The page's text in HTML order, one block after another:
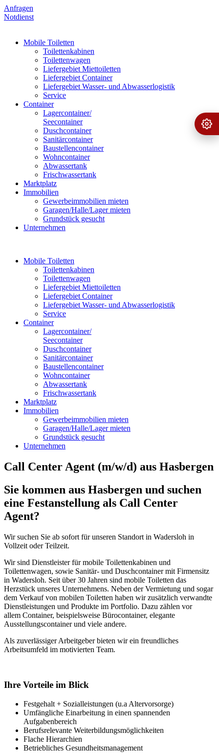
Anfragen
Notdienst
Mobile Toiletten
Toilettenkabinen
Toilettenwagen
Liefergebiet Miettoiletten
Liefergebiet Container
Liefergebiet Wasser- und Abwasserlogistik
Service
Container
Lagercontainer/
Seecontainer
Duschcontainer
Sanitärcontainer
Baustellencontainer
Wohncontainer
Abwassertank
Frischwassertank
Marktplatz
Immobilien
Gewerbeimmobilien mieten
Garagen/Halle/Lager mieten
Grundstück gesucht
Unternehmen
Mobile Toiletten
Toilettenkabinen
Toilettenwagen
Liefergebiet Miettoiletten
Liefergebiet Container
Liefergebiet Wasser- und Abwasserlogistik
Service
Container
Lagercontainer/
Seecontainer
Duschcontainer
Sanitärcontainer
Baustellencontainer
Wohncontainer
Abwassertank
Frischwassertank
Marktplatz
Immobilien
Gewerbeimmobilien mieten
Garagen/Halle/Lager mieten
Grundstück gesucht
Unternehmen
Call Center Agent (m/w/d) aus Hasbergen
Sie kommen aus Hasbergen und suchen
eine Festanstellung als Call Center
Agent?
Wir suchen Sie ab sofort für unseren Standort in Wadersloh in
Vollzeit oder Teilzeit.
Wir sind Dienstleister für mobile Toilettenkabinen und
Toilettenwagen, sowie Sanitär- und Duschcontainer mit Firmensitz
in Wadersloh. Seit über 30 Jahren sind mobile Toiletten das
Herzstück unseres Unternehmens. Neben der Vermietung und sogar
dem Verkauf von mobilen Toiletten haben wir zusätzlich verwandte
Dienstleistungen und Produkte im Portfolio. Dazu zählen vor
allem Container, beispielsweise Bürocontainer, elegante
Ausstellungscontainer und viele andere.
Als zuverlässiger Arbeitgeber bieten wir ein freundliches
Arbeitsumfeld im motivierten Team.
Ihre Vorteile im Blick
Festgehalt + Sozialleistungen (u.a Altervorsorge)
Umfängliche Einarbeitung in einen spannenden
Aufgabenbereich
Berufsrelevante Weiterbildungsmöglichkeiten
Flache Hierarchien
Betriebliches Gesundheitsmanagement
›